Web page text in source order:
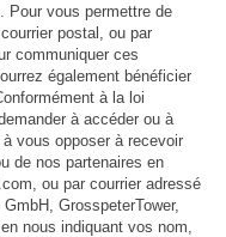
Pour vous permettre de
postal, ou par
communiquer ces
également bénéficier
à la loi
à accéder ou à
vous opposer à recevoir
de nos partenaires en
ou par courrier adressé
GrosspeterTower,
nous indiquant vos nom,